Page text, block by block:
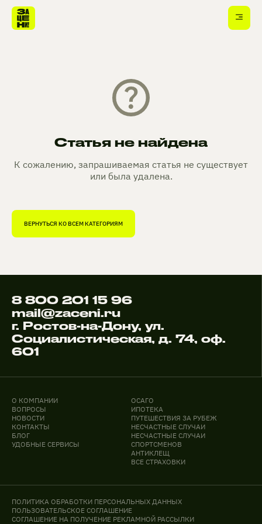
Статья не найдена
К сожалению, запрашиваемая статья не существует
или была удалена.
ВЕРНУТЬСЯ КО ВСЕМ КАТЕГОРИЯМ
8 800 201 15 96
mail@zaceni.ru
г. Ростов-на-Дону, ул.
Социалистическая, д. 74, оф.
601
О КОМПАНИИ
ВОПРОСЫ
НОВОСТИ
КОНТАКТЫ
БЛОГ
УДОБНЫЕ СЕРВИСЫ
ОСАГО
ИПОТЕКА
ПУТЕШЕСТВИЯ ЗА РУБЕЖ
НЕСЧАСТНЫЕ СЛУЧАИ
НЕСЧАСТНЫЕ СЛУЧАИ
СПОРТСМЕНОВ
АНТИКЛЕЩ
ВСЕ СТРАХОВКИ
ПОЛИТИКА ОБРАБОТКИ ПЕРСОНАЛЬНЫХ ДАННЫХ
ПОЛЬЗОВАТЕЛЬСКОЕ СОГЛАШЕНИЕ
СОГЛАШЕНИЕ НА ПОЛУЧЕНИЕ РЕКЛАМНОЙ РАССЫЛКИ